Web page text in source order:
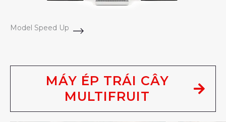
Model Speed Up
MÁY ÉP TRÁI CÂY
MULTIFRUIT